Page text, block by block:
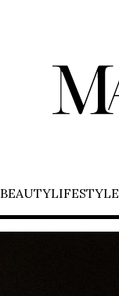
BEAUTYLIFESTYLE